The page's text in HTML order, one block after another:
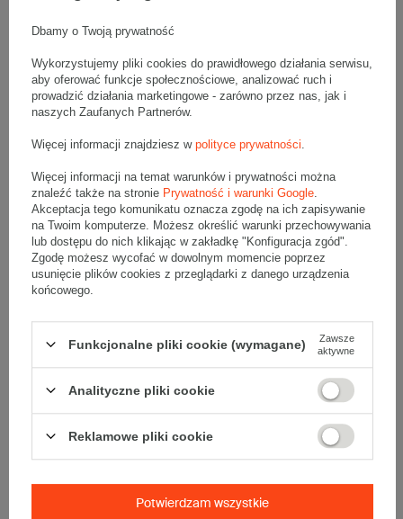
przenosić i stosować w różnych miejscach pracy.
Stosowanie napinacza ręcznego H-21 do
taśm PP - instrukcja
Napinacza H-21 używa się wraz z taśmami spinającymi oraz
zapinkami do taśm (zarówno metalowymi, jak i plastikowymi).
zapinki drucianej 13 mm:
Taśmę spinającą należyowinąć wokół ładunku lub palety.
Nałożyć oba końce taśmyna zapinkę drucianą
pozostawiając z jednej strony dłuższy fragment taśmy.
Taśmę umieścić w napinaczu. Dolną część (czyli tę, która
leży bezpośrednio na palecie) trzeba wsunąć pod metalowy
element urządzenia. Górną część taśmy (czyli tę luźną,
przeciągniętą przez zapinkę) należy umieścić w „rowkach”
znajdujących się w pokrętłach. W przypadku większego
pokrętła wystarczy włożyć taśmę w dwa „rowki” znajdujące
się naprzeciw siebie (pozostałe dwa pozostawić wolne).
którą unosi się do góry. Dźwignią napinacza należy
pracować do momentu, aż osiągnie się odpowiednie
przyleganie taśmy do ładunku.
dźwignię mocno do dołu. Uruchomi ona wbudowane w
napinaczu ostrze i odetnie nadmiar taśmy.
Kto używa napinacza ręcznego H-21 do
taśm spinających?
których do zabezpieczania palet lub towarów wykorzystuje się
W transporcienapinacz jest nieocenionym
Dbamy o Twoją prywatność
Wykorzystujemy pliki cookies do prawidłowego działania serwisu,
aby oferować funkcje społecznościowe, analizować ruch i
prowadzić działania marketingowe - zarówno przez nas, jak i
naszych Zaufanych Partnerów.
Więcej informacji znajdziesz w polityce prywatności
Więcej informacji na temat warunków i prywatności można
znaleźć także na stronie Prywatność i warunki Google
Akceptacja tego komunikatu oznacza zgodę na ich zapisywanie
na Twoim komputerze. Możesz określić warunki przechowywania
lub dostępu do nich klikając w zakładkę "Konfiguracja zgód".
Zgodę możesz wycofać w dowolnym momencie poprzez
usunięcie plików cookies z przeglądarki z danego urządzenia
końcowego.
Funkcjonalne pliki cookie (wymagane)
Zawsze
aktywne
Analityczne pliki cookie
Reklamowe pliki cookie
Potwierdzam wszystkie